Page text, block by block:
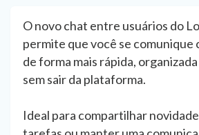
O novo chat entre usuários do
permite que você se comunique
de forma mais rápida,
sem sair da plataforma.
Ideal para compartilhar